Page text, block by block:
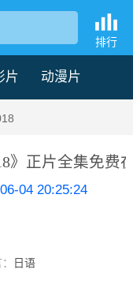
排行
片 动漫片
》正片全集免费
04 20:25:24
日语